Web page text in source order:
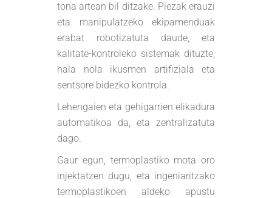
tona artean bil ditzake. Piezak erauzi
eta manipulatzeko ekipamenduak
erabat robotizatuta daude, eta
kalitate-kontroleko sistemak dituzte,
hala nola ikusmen artifiziala eta
sentsore bidezko kontrola.
Lehengaien eta gehigarrien elikadura
automatikoa da, eta zentralizatuta
dago.
Gaur egun, termoplastiko mota oro
injektatzen dugu, eta ingeniaritzako
termoplastikoen aldeko apustu